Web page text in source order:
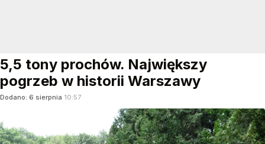
5,5 tony prochów. Największy
pogrzeb w historii Warszawy
Dodano: 6 sierpnia 10:57